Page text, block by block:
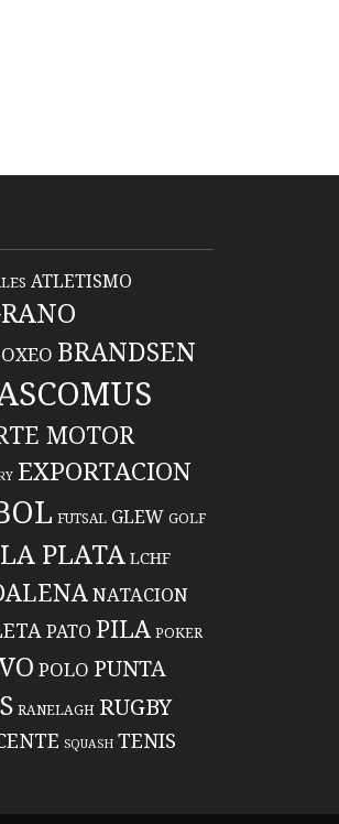
ATLETISMO
BRANDSEN
MOTOR
EXPORTACION
FUTSAL GLEW GOLF
LA PLATA LCHF
NATACION
PATO PILA POKER
POLO PUNTA
RANELAGH RUGBY
SQUASH TENIS